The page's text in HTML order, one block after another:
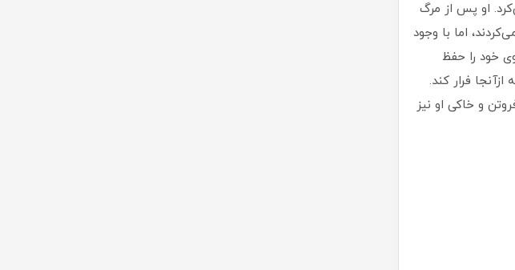
می‌کرد. او پس از مرگ
اما با وجود
خود را حفظ
فرار کند.
و خاکی او نیز